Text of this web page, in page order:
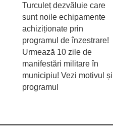
Turculeț dezvăluie care
sunt noile echipamente
achiziționate prin
programul de înzestrare!
Urmează 10 zile de
manifestări militare în
municipiu! Vezi motivul și
programul